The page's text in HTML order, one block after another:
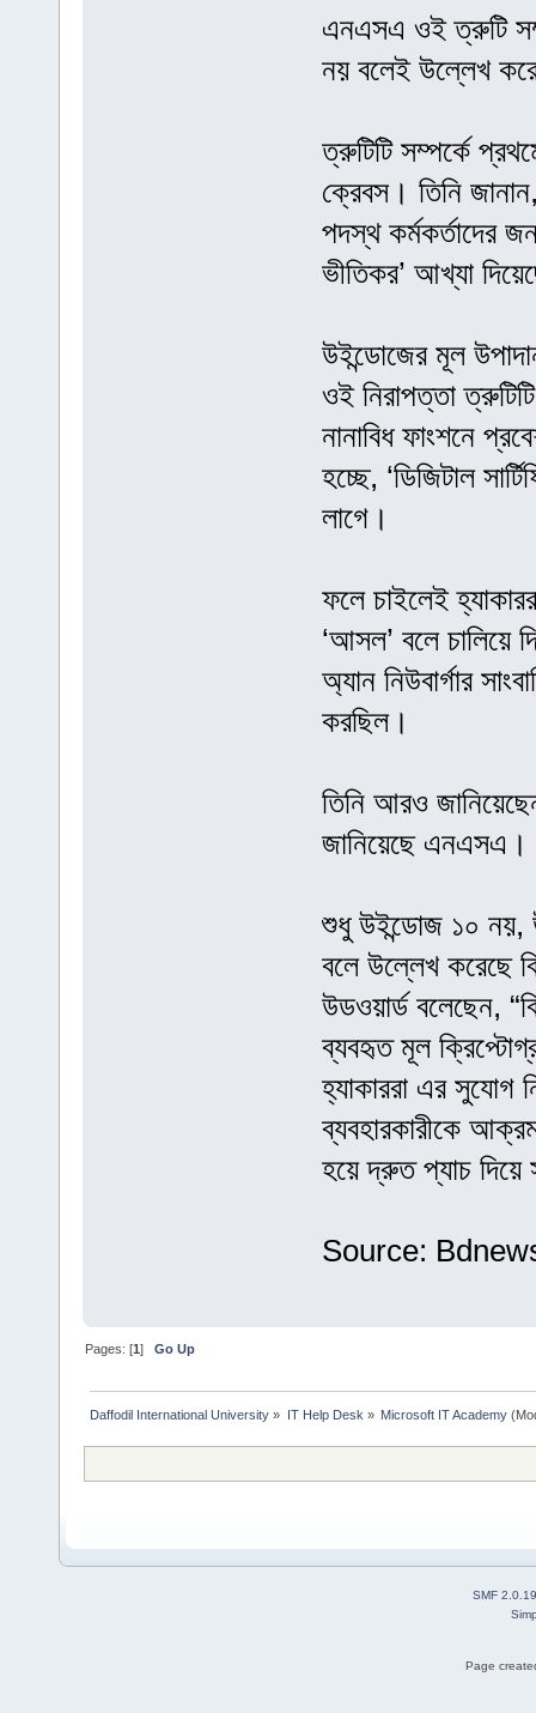
এনএসএ ওই ত্রুটি
নয় বলেই উল্লেখ
ত্রুটিটি সম্পর্কে
ক্রেবস। তিনি
পদস্থ কর্মকর্তাদের
ভীতিকর’ আখ্যা
উইন্ডোজের মূল
ওই নিরাপত্তা
নানাবিধ ফাংশনে
হচ্ছে, ‘ডিজিটাল
লাগে।
ফলে চাইলেই
‘আসল’ বলে চালিয়ে
অ্যান নিউবার্গার
করছিল।
তিনি আরও
জানিয়েছে এনএসএ।
শুধু উইন্ডোজ ১০ নয়,
বলে উল্লেখ করেছে
উডওয়ার্ড বলেছেন,
ব্যবহৃত মূল
হ্যাকাররা এর সুযোগ
ব্যবহারকারীকে
হয়ে দ্রুত প্যাচ দিয়ে
Source:
Pages: [1]Go Up
Daffodil International University » IT Help Desk » Microsoft IT Academy
SMF 2.0.19
Page